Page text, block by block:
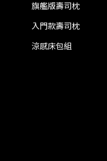
旗艦版壽司枕
入門款壽司枕
涼感床包組